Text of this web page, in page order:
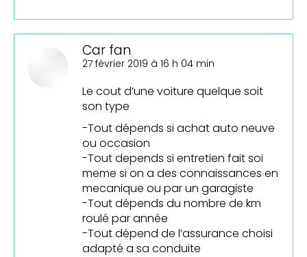
Car fan
dit
27 février 2019 à 16 h 04 min
Le cout d’une voiture quelque soit
son type
-Tout dépends si achat auto neuve
ou occasion
-Tout depends si entretien fait soi
meme si on a des connaissances en
mecanique ou par un garagiste
-Tout dépends du nombre de km
roulé par année
-Tout dépend de l’assurance choisi
adapté a sa conduite